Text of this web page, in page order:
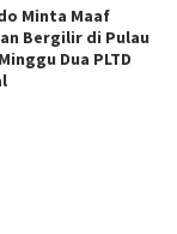
Minta Maaf
Bergilir di Pulau
Dua PLTD